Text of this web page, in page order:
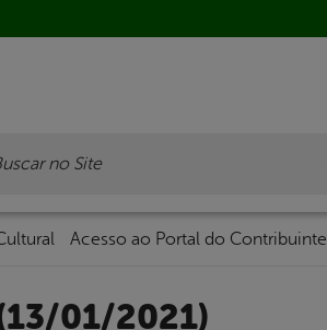
Acesso ao Portal do Contribuinte
01/2021)